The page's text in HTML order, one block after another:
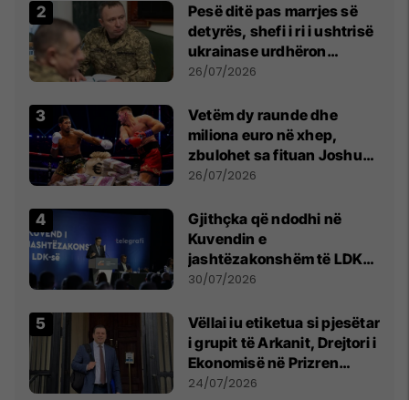
Pesë ditë pas marrjes së
detyrës, shefi i ri i ushtrisë
ukrainase urdhëron
kontroll të madh
26/07/2026
Vetëm dy raunde dhe
miliona euro në xhep,
zbulohet sa fituan Joshua
e Prenga
26/07/2026
Gjithçka që ndodhi në
Kuvendin e
jashtëzakonshëm të LDK-
së
30/07/2026
Vëllai iu etiketua si pjesëtar
i grupit të Arkanit, Drejtori i
Ekonomisë në Prizren
mohon pretendimet
24/07/2026